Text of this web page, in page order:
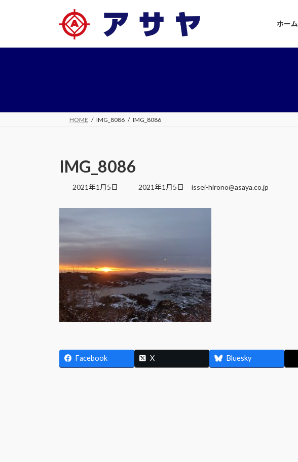
プ
動
ホーム
HOME IMG_8086 IMG_8086
IMG_8086
2021年1月5日
最
更
2021年1月5日 issei-hirono@asaya.co.jp
Facebook X Bluesky